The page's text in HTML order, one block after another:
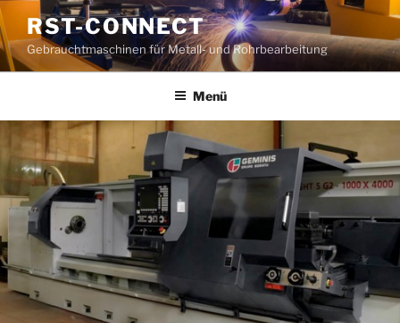
Zum
Inhalt
springen
RST-CONNECT
Gebrauchtmaschinen für Metall- und Rohrbearbeitung
Menü